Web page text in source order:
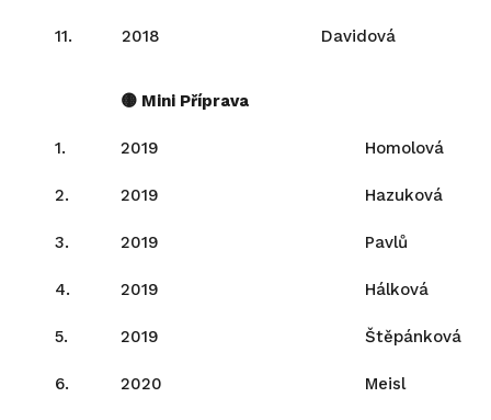
11. 2018 Davidová
🟡 Mini Příprava
1. 2019 Homolová
2. 2019 Hazuková
3. 2019 Pavlů
4. 2019 Hálková
5. 2019 Štěpánková
6. 2020 Meisl